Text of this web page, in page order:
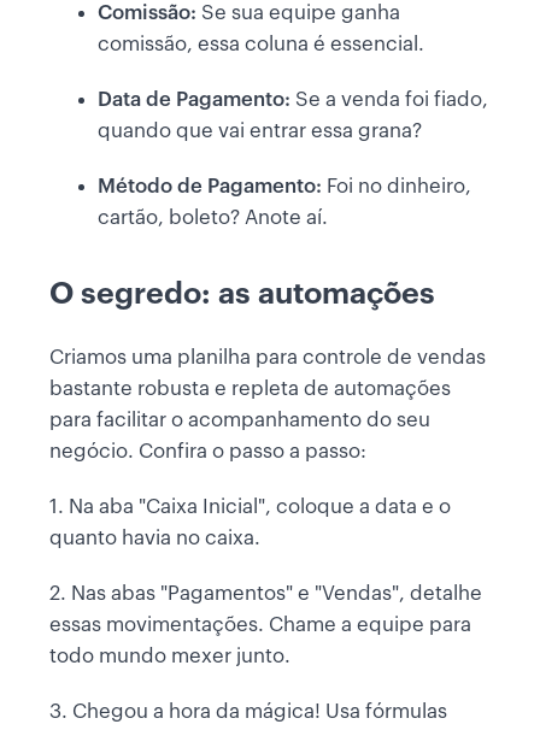
Comissão: Se sua equipe ganha
comissão, essa coluna é essencial.
Data de Pagamento: Se a venda foi fiado,
quando que vai entrar essa grana?
Método de Pagamento: Foi no dinheiro,
cartão, boleto? Anote aí.
O segredo: as automações
Criamos uma planilha para controle de vendas
bastante robusta e repleta de automações
para facilitar o acompanhamento do seu
negócio. Confira o passo a passo:
1. Na aba "Caixa Inicial", coloque a data e o
quanto havia no caixa.
2. Nas abas "Pagamentos" e "Vendas", detalhe
essas movimentações. Chame a equipe para
todo mundo mexer junto.
3. Chegou a hora da mágica! Usa fórmulas